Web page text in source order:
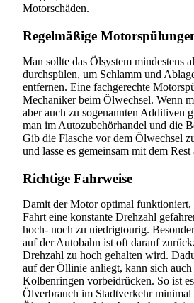
Motorschäden.
Regelmäßige
Man sollte das Ölsystem mindestens
durchspülen, um Schlamm und
entfernen. Eine fachgerechte
Mechaniker beim Ölwechsel. Wenn
aber auch zu sogenannten Additiven
man im Autozubehörhandel und die
Gib die Flasche vor dem Ölwechsel
und lasse es gemeinsam mit dem Rest
Richtige Fahrweise
Damit der Motor optimal funktioniert,
Fahrt eine konstante Drehzahl
hoch- noch zu niedrigtourig.
auf der Autobahn ist oft darauf
Drehzahl zu hoch gehalten wird.
auf der Öllinie anliegt, kann sich
Kolbenringen vorbeidrücken. So ist
Ölverbrauch im Stadtverkehr minimal